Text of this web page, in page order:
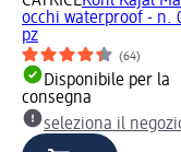
occhi waterproof - n.
pz
(64)
Disponibile per la
consegna
seleziona il